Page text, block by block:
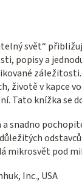
svět“
popisy a
životě v kapce
Tato knížka se
a snadno
mikrosvět pod
Inc., USA